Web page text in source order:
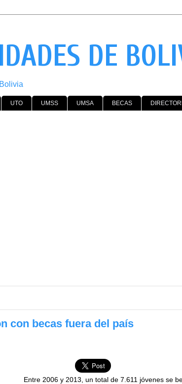
DE
UTO UMSS UMSA BECAS
con becas fuera del país
Entre 2006 y 2013, un total de 7.611 jóvenes se